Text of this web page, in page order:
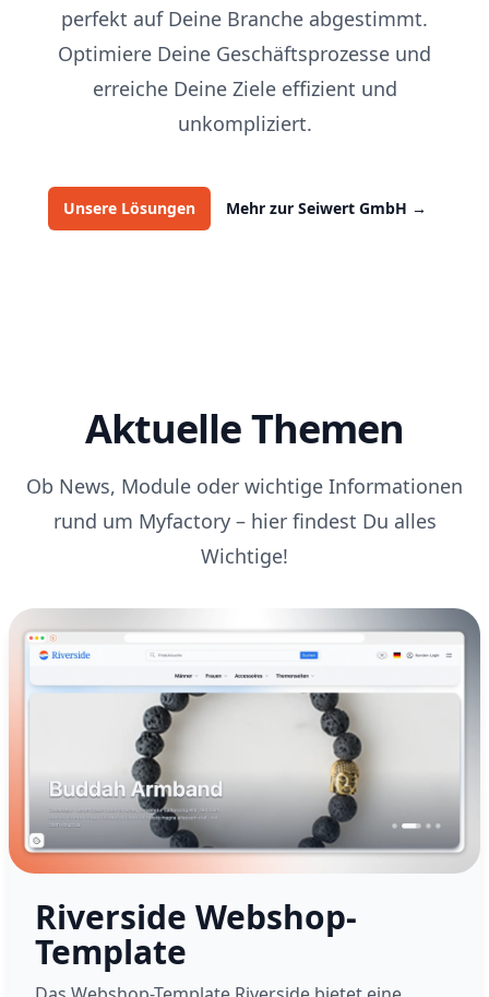
perfekt auf Deine Branche abgestimmt.
Optimiere Deine Geschäftsprozesse und
erreiche Deine Ziele effizient und
unkompliziert.
Unsere Lösungen Mehr zur Seiwert GmbH →
Aktuelle Themen
Ob News, Module oder wichtige Informationen
rund um Myfactory – hier findest Du alles
Wichtige!
Riverside Webshop-
Template